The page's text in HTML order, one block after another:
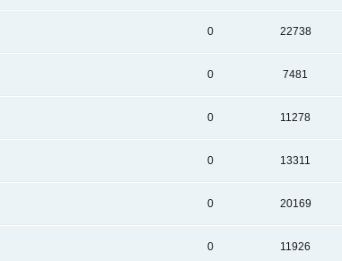
0 22738
0 7481
0 11278
0 13311
0 20169
0 11926